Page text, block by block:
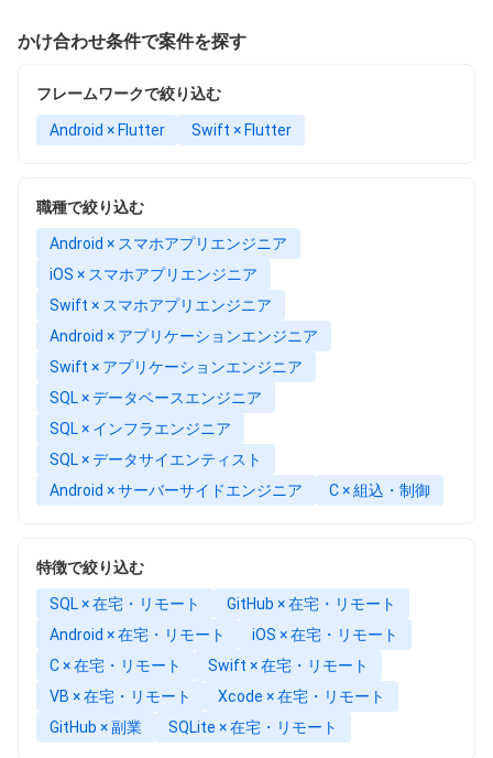
かけ合わせ条件で案件を探す
フレームワークで絞り込む
Android × Flutter Swift × Flutter
職種で絞り込む
Android × スマホアプリエンジニア
iOS × スマホアプリエンジニア
Swift × スマホアプリエンジニア
Android × アプリケーションエンジニア
Swift × アプリケーションエンジニア
SQL × データベースエンジニア
SQL × インフラエンジニア
SQL × データサイエンティスト
Android × サーバーサイドエンジニア
C × 組込・制御
特徴で絞り込む
SQL × 在宅・リモート
GitHub × 在宅・リモート
Android × 在宅・リモート
iOS × 在宅・リモート
C × 在宅・リモート
Swift × 在宅・リモート
VB × 在宅・リモート
Xcode × 在宅・リモート
GitHub × 副業
SQLite × 在宅・リモート